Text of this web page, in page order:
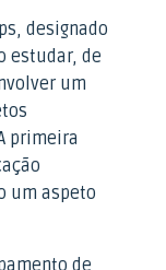
designado
estudar, de
um
primeira
um aspeto
de